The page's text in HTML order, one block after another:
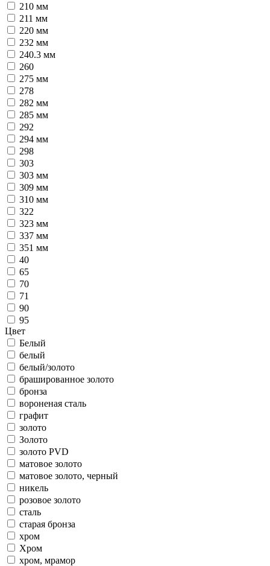
210 мм
211 мм
220 мм
232 мм
240.3 мм
260
275 мм
278
282 мм
285 мм
292
294 мм
298
303
303 мм
309 мм
310 мм
322
323 мм
337 мм
351 мм
40
65
70
71
90
95
Цвет
Белый
белый
белый/золото
брашированное золото
бронза
вороненая сталь
графит
золото
Золото
золото PVD
матовое золото
матовое золото, черный
никель
розовое золото
сталь
старая бронза
хром
Хром
хром, мрамор